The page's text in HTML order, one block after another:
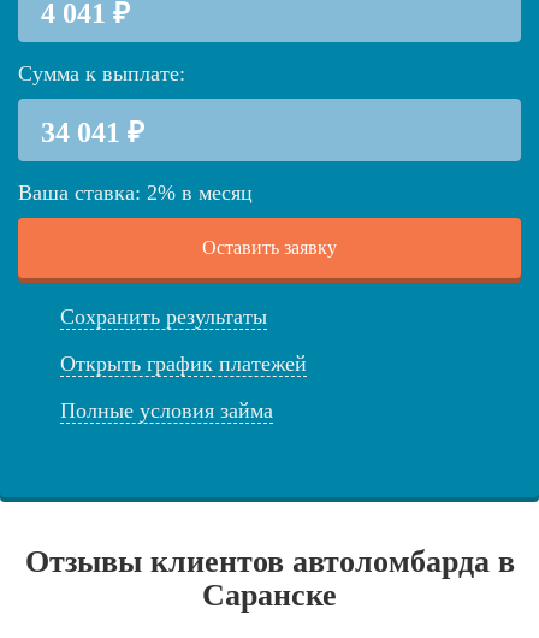
Сумма к выплате:
Ваша ставка: 2% в месяц
Оставить заявку
Сохранить результаты
Открыть график платежей
Полные условия займа
Отзывы клиентов автоломбарда в
Саранске